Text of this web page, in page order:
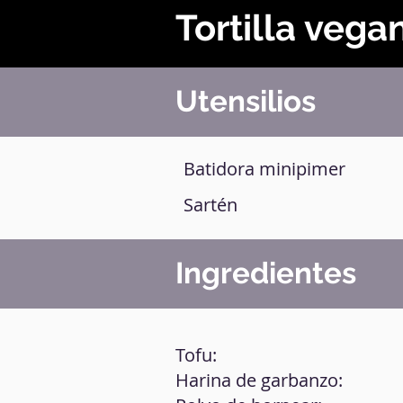
Tortilla
Utensilios
Batidora minipimer
Sartén
Ingredientes
Tofu:
Harina de garbanzo: